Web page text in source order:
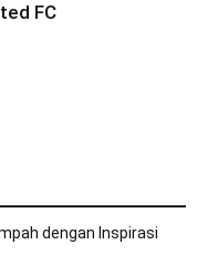
FC
dengan Inspirasi